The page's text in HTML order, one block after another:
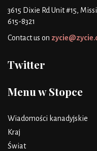
3615 Dixie Rd Unit #15,
615-8321
Contact us on
Twitter
Menu w Stopce
Wiadomości kanadyjskie
Kraj
Świat